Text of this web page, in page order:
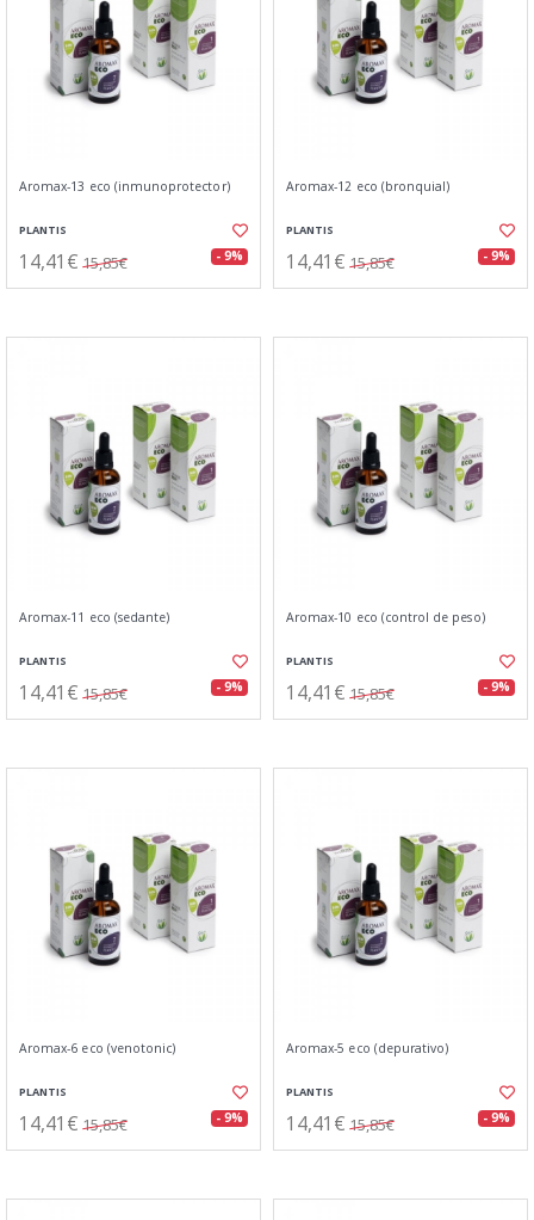
Aromax-13 eco (inmunoprotector)
PLANTIS
14,41€ 15,85€ - 9%
Aromax-12 eco (bronquial)
PLANTIS
14,41€ 15,85€ - 9%
Aromax-11 eco (sedante)
PLANTIS
14,41€ 15,85€ - 9%
Aromax-10 eco (control de peso)
PLANTIS
14,41€ 15,85€ - 9%
Aromax-6 eco (venotonic)
PLANTIS
14,41€ 15,85€ - 9%
Aromax-5 eco (depurativo)
PLANTIS
14,41€ 15,85€ - 9%